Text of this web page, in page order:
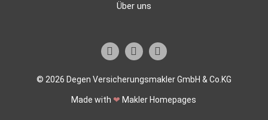
Über uns
© 2026 Degen Versicherungsmakler GmbH & Co.KG
Made with❤ Makler Homepages